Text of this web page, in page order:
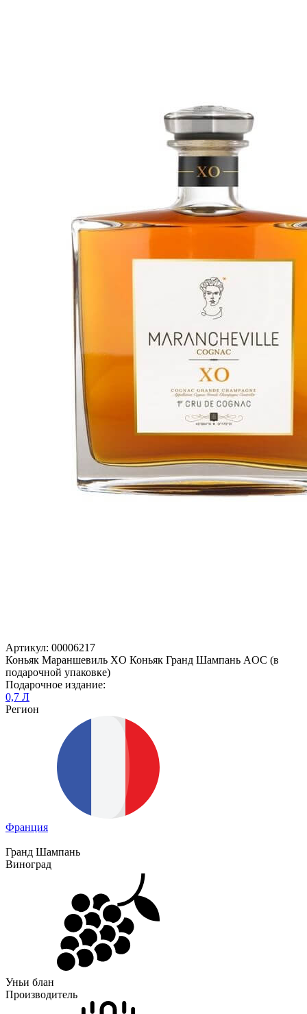
Артикул: 00006217
Коньяк Мараншевиль XO Коньяк Гранд Шампань AOC (в
подарочной упаковке)
Подарочное издание:
0,7 Л
Регион
Франция
Гранд Шампань
Виноград
Уньи блан
Производитель